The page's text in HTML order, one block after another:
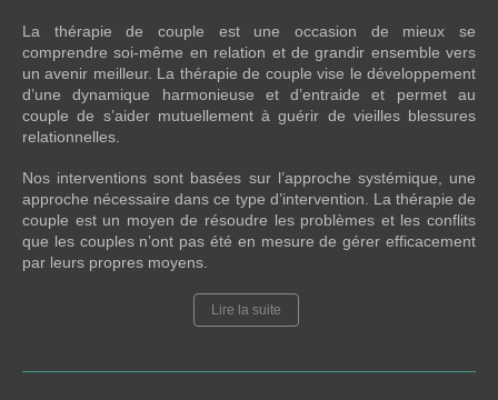
La thérapie de couple est une occasion de mieux se
comprendre soi-même en relation et de grandir ensemble vers
un avenir meilleur. La thérapie de couple vise le développement
d’une dynamique harmonieuse et d’entraide et permet au
couple de s’aider mutuellement à guérir de vieilles blessures
relationnelles.
Nos interventions sont basées sur l’approche systémique, une
approche nécessaire dans ce type d’intervention. La thérapie de
couple est un moyen de résoudre les problèmes et les conflits
que les couples n’ont pas été en mesure de gérer efficacement
par leurs propres moyens.
Lire la suite